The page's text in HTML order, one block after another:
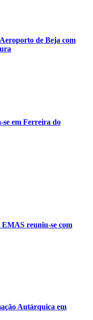
de Beja com
se em Ferreira do
reuniu-se com
Autárquica em